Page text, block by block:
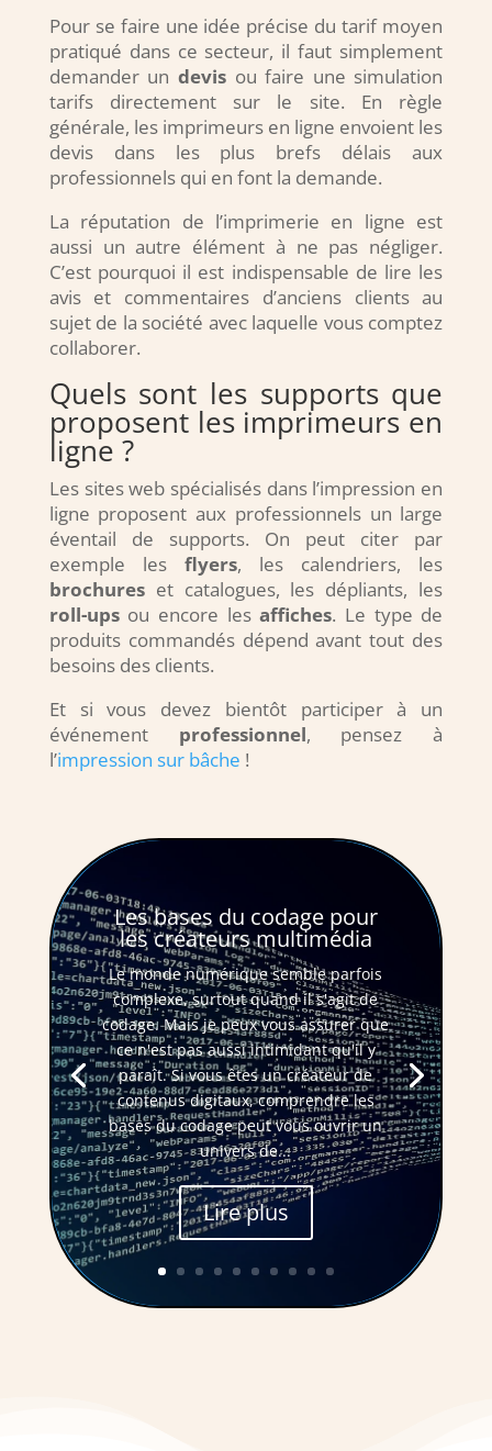
Pour se faire une idée précise du tarif moyen
pratiqué dans ce secteur, il faut simplement
demander un devisou faire une simulation
tarifs directement sur le site. En règle
générale, les imprimeurs en ligne envoient les
devis dans les plus brefs délais aux
professionnels qui en font la demande.
La réputation de l’imprimerie en ligne est
aussi un autre élément à ne pas négliger.
C’est pourquoi il est indispensable de lire les
avis et commentaires d’anciens clients au
sujet de la société avec laquelle vous comptez
collaborer.
Quels sont les supports que
proposent les imprimeurs en
ligne ?
Les sites web spécialisés dans l’impression en
ligne proposent aux professionnels un large
éventail de supports. On peut citer par
exemple les flyers, les calendriers, les
brochureset catalogues, les dépliants, les
roll-upsou encore lesaffiches. Le type de
produits commandés dépend avant tout des
besoins des clients.
Et si vous devez bientôt participer à un
événement professionnel, pensez à
l’impression sur bâche !
Les bases du codage pour
les créateurs multimédia
Le monde numérique semble parfois
complexe, surtout quand il s'agit de
codage. Mais je peux vous assurer que
ce n'est pas aussi intimidant qu'il y
paraît. Si vous êtes un créateur de
contenus digitaux, comprendre les
bases du codage peut vous ouvrir un
univers de...
Lire plus